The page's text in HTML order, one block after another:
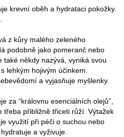
krevní oběh a hydrataci pokožky.
z kůry malého zeleného
podobně jako pomeranč nebo
někdy nazývá, vyniká svou
lehkým hojivým účinkem.
a vyjasňuje myšlenky.
za “královnu esenciálních olejů”,
třeba přibližně třiceti růží. Výtažek
využití při péči o suchou nebo
a vyživuje.